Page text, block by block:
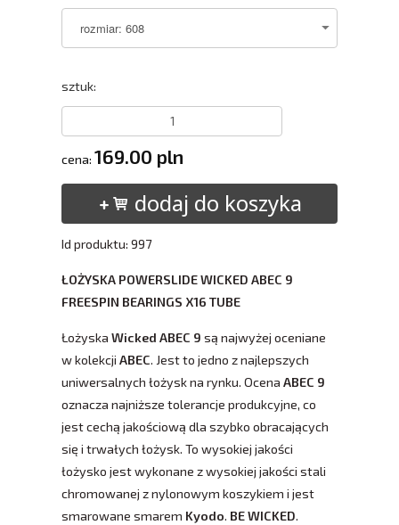
sztuk:
cena: 169.00 pln
dodaj do koszyka
Id produktu: 997
ŁOŻYSKA POWERSLIDE WICKED ABEC 9
FREESPIN BEARINGS X16 TUBE
Łożyska Wicked ABEC 9 są najwyżej oceniane
w kolekcji ABEC. Jest to jedno z najlepszych
uniwersalnych łożysk na rynku. Ocena ABEC 9
oznacza najniższe tolerancje produkcyjne, co
jest cechą jakościową dla szybko obracających
się i trwałych łożysk. To wysokiej jakości
łożysko jest wykonane z wysokiej jakości stali
chromowanej z nylonowym koszykiem i jest
smarowane smarem Kyodo. BE WICKED.